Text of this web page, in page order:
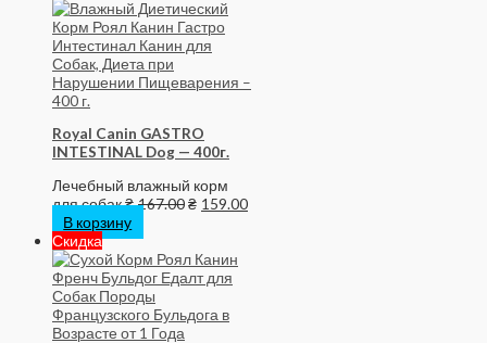
Royal Canin GASTRO
INTESTINAL Dog — 400г.
Лечебный влажный корм
для собак₴ 167.00₴ 159.00
В корзину
Скидка